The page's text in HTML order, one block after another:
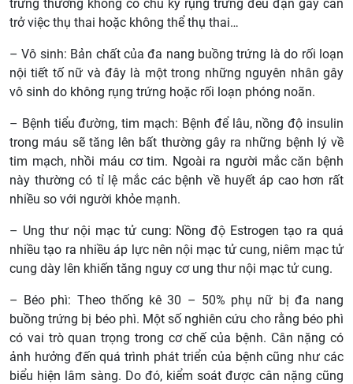
trứng thường không có chu kỳ rụng trứng đều đặn gây cản
trở việc thụ thai hoặc không thể thụ thai…
– Vô sinh: Bản chất của đa nang buồng trứng là do rối loạn
nội tiết tố nữ và đây là một trong những nguyên nhân gây
vô sinh do không rụng trứng hoặc rối loạn phóng noãn.
– Bệnh tiểu đường, tim mạch: Bệnh để lâu, nồng độ insulin
trong máu sẽ tăng lên bất thường gây ra những bệnh lý về
tim mạch, nhồi máu cơ tim. Ngoài ra người mắc căn bệnh
này thường có tỉ lệ mắc các bệnh về huyết áp cao hơn rất
nhiều so với người khỏe mạnh.
– Ung thư nội mạc tử cung: Nồng độ Estrogen tạo ra quá
nhiều tạo ra nhiều áp lực nên nội mạc tử cung, niêm mạc tử
cung dày lên khiến tăng nguy cơ ung thư nội mạc tử cung.
– Béo phì: Theo thống kê 30 – 50% phụ nữ bị đa nang
buồng trứng bị béo phì. Một số nghiên cứu cho rằng béo phì
có vai trò quan trọng trong cơ chế của bệnh. Cân nặng có
ảnh hưởng đến quá trình phát triển của bệnh cũng như các
biểu hiện lâm sàng. Do đó, kiểm soát được cân nặng cũng